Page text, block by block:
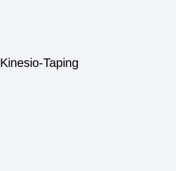
Kinesio-Taping